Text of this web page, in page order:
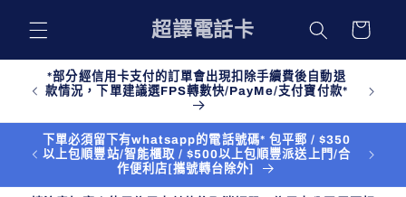
容
超譯電話卡
物
*部分經信用卡支付的訂單會出現扣除手續費後自動退
款情況，下單建議選FPS轉數快/PayMe/支付寶付款*
下單必須留下有whatsapp的電話號碼* 包平郵 / $350
以上包順豐站/智能櫃取 / $500以上包順豐派送上門/合
作便利店[攜號轉台除外]